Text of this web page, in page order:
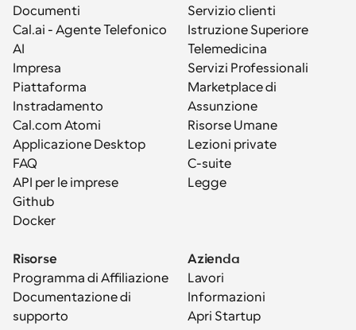
Documenti
Cal.ai - Agente Telefonico
AI
Impresa
Piattaforma
Instradamento
Cal.com Atomi
Applicazione Desktop
FAQ
API per le imprese
Github
Docker
Servizio clienti
Istruzione Superiore
Telemedicina
Servizi Professionali
Marketplace di
Assunzione
Risorse Umane
Lezioni private
C-suite
Legge
Risorse
Programma di Affiliazione
Documentazione di
supporto
Azienda
Lavori
Informazioni
Apri Startup